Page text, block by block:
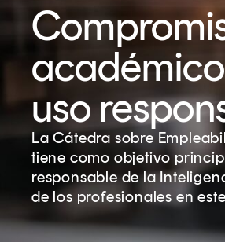
uso
La Cátedra sobre
tiene como objetivo
responsable de la
de los profesionales en